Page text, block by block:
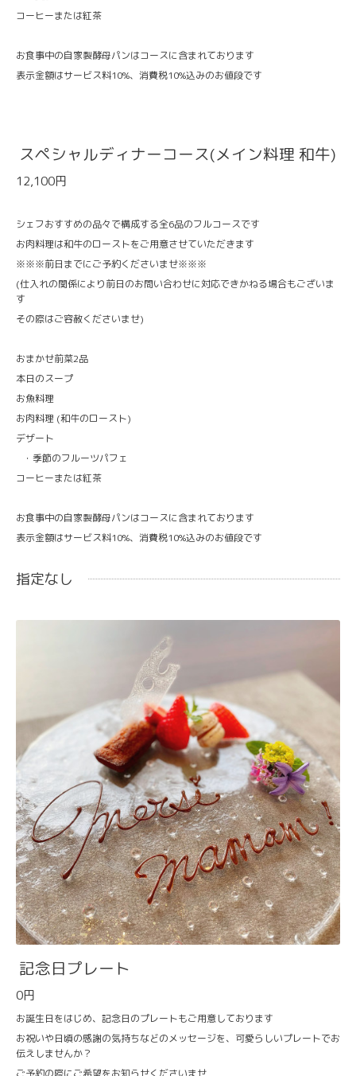
コーヒーまたは紅茶
お食事中の自家製酵母パンはコースに含まれております
表示金額はサービス料10%、消費税10%込みのお値段です
スペシャルディナーコース(メイン料理 和牛)
12,100円
シェフおすすめの品々で構成する全6品のフルコースです
お肉料理は和牛のローストをご用意させていただきます
※※※前日までにご予約くださいませ※※※
(仕入れの関係により前日のお問い合わせに対応できかねる場合もございま
す
その際はご容赦くださいませ)
おまかせ前菜2品
本日のスープ
お魚料理
お肉料理 (和牛のロースト)
デザート
・季節のフルーツパフェ
コーヒーまたは紅茶
お食事中の自家製酵母パンはコースに含まれております
表示金額はサービス料10%、消費税10%込みのお値段です
指定なし
記念日プレート
0円
お誕生日をはじめ、記念日のプレートもご用意しております
お祝いや日頃の感謝の気持ちなどのメッセージを、可愛らしいプレートでお
伝えしませんか？